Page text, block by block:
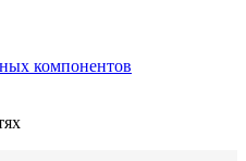
компонентов